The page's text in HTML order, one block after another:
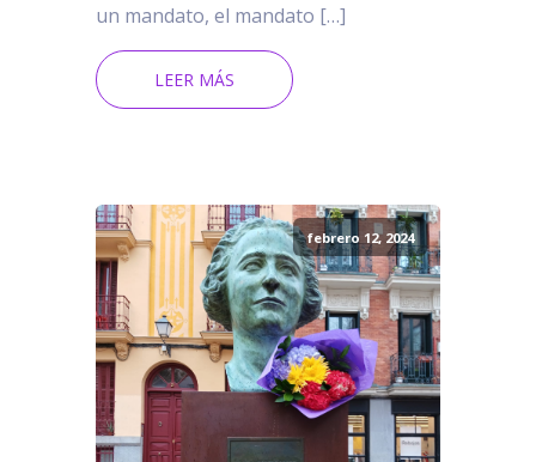
un mandato, el mandato […]
LEER MÁS
febrero 12, 2024